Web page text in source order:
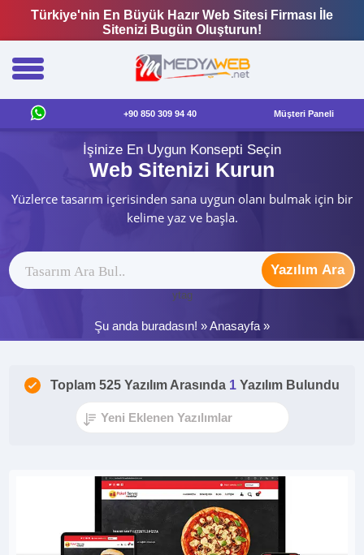
Türkiye'nin En Büyük Hazır Web Sitesi Firması İle
Sitenizi Bugün Oluşturun!
+90 850 309 94 40 Müşteri Paneli
İşinize En Uygun Konsepti Seçin
Web Sitenizi Kurun
Yüzlerce tasarım içerisinden sana uygun olanı bulmak için bir
kelime yaz ve başla.
Yazılım Ara
ytag
Şu anda buradasın! »Anasayfa »
Toplam 525 Yazılım Arasında 1 Yazılım Bulundu